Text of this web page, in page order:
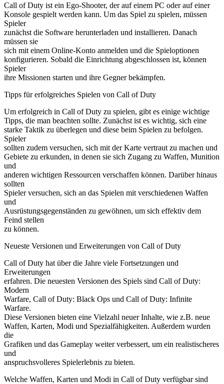
Call of Duty ist ein Ego-Shooter, der auf einem PC oder auf einer
Konsole gespielt werden kann. Um das Spiel zu spielen, müssen
Spieler
zunächst die Software herunterladen und installieren. Danach
müssen sie
sich mit einem Online-Konto anmelden und die Spieloptionen
konfigurieren. Sobald die Einrichtung abgeschlossen ist, können
Spieler
ihre Missionen starten und ihre Gegner bekämpfen.
Tipps für erfolgreiches Spielen von Call of Duty
Um erfolgreich in Call of Duty zu spielen, gibt es einige wichtige
Tipps, die man beachten sollte. Zunächst ist es wichtig, sich eine
starke Taktik zu überlegen und diese beim Spielen zu befolgen.
Spieler
sollten zudem versuchen, sich mit der Karte vertraut zu machen und
Gebiete zu erkunden, in denen sie sich Zugang zu Waffen, Munition
und
anderen wichtigen Ressourcen verschaffen können. Darüber hinaus
sollten
Spieler versuchen, sich an das Spielen mit verschiedenen Waffen
und
Ausrüstungsgegenständen zu gewöhnen, um sich effektiv dem
Feind stellen
zu können.
Neueste Versionen und Erweiterungen von Call of Duty
Call of Duty hat über die Jahre viele Fortsetzungen und
Erweiterungen
erfahren. Die neuesten Versionen des Spiels sind Call of Duty:
Modern
Warfare, Call of Duty: Black Ops und Call of Duty: Infinite
Warfare.
Diese Versionen bieten eine Vielzahl neuer Inhalte, wie z.B. neue
Waffen, Karten, Modi und Spezialfähigkeiten. Außerdem wurden
die
Grafiken und das Gameplay weiter verbessert, um ein realistischeres
und
anspruchsvolleres Spielerlebnis zu bieten.
Welche Waffen, Karten und Modi in Call of Duty verfügbar sind